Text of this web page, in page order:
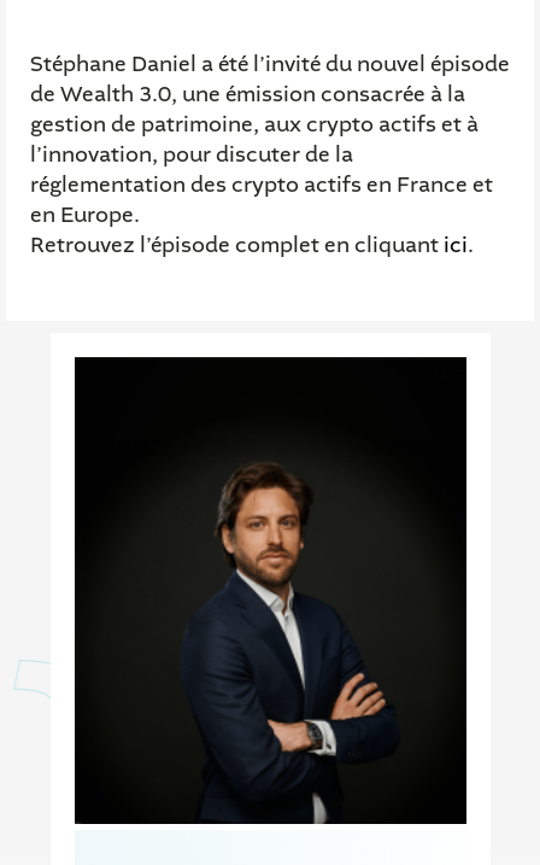
Stéphane Daniel a été l’invité du nouvel épisode
de Wealth 3.0, une émission consacrée à la
gestion de patrimoine, aux crypto actifs et à
l’innovation, pour discuter de la
réglementation des crypto actifs en France et
en Europe.
Retrouvez l’épisode complet en cliquant ici.